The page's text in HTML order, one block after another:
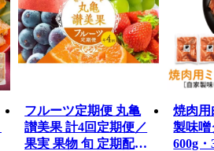
フルーツ定期便 丸亀
讃美果 計4回定期便／
果実 果物 旬 定期配送
焼肉用
製味噌
600g・